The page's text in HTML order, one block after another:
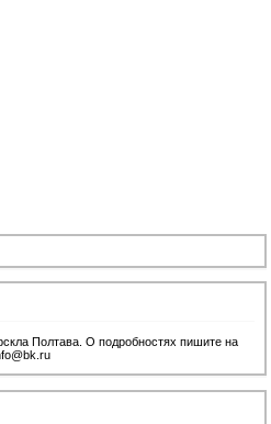
Полтава. О подробностях пишите на